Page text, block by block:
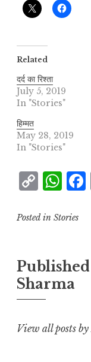
Related
दर्द का रिश्ता
July 5, 2019
In "Stories"
हिम्मत
May 28, 2019
In "Stories"
C
p
L
i
n
W
at
A
p
p
Posted in Stories
Sharma
View all posts